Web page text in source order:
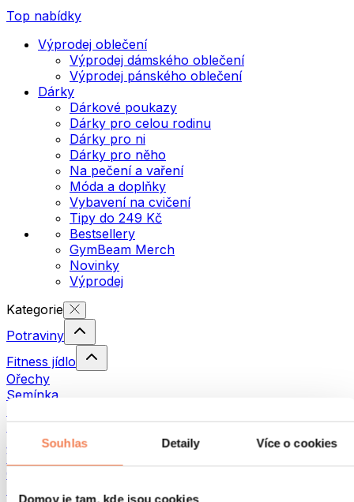
Souhlas Detaily Více o cookies
Domov je tam, kde jsou cookies
Top nabídky
Výprodej oblečení
Výprodej dámského oblečení
Výprodej pánského oblečení
Dárky
Dárkové poukazy
Dárky pro celou rodinu
Dárky pro ni
Dárky pro něho
Na pečení a vaření
Móda a doplňky
Vybavení na cvičení
Tipy do 249 Kč
Bestsellery
GymBeam Merch
Novinky
Výprodej
Kategorie
Potraviny
Fitness jídlo
Ořechy
Semínka
Ryby
Hotová jídla
Vajíčka
Chléb a pečivo